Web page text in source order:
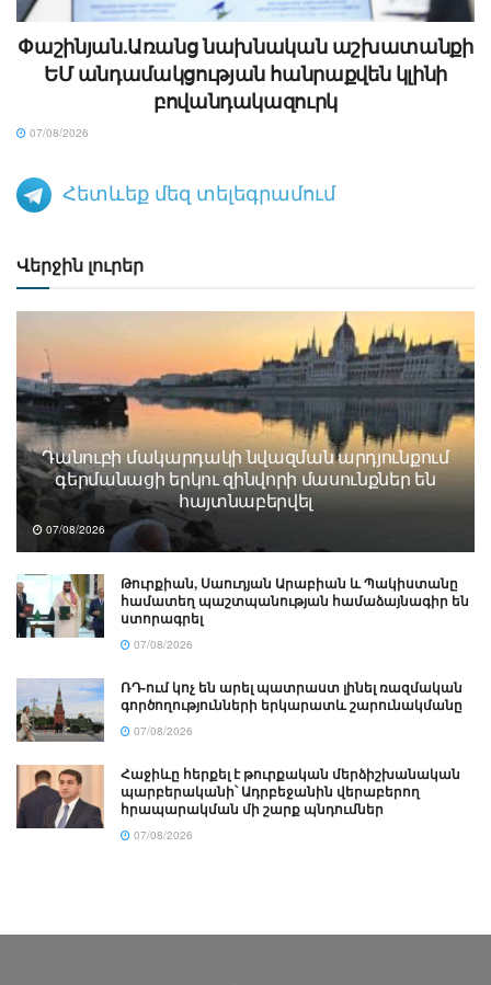
Փաշինյան.Առանց նախնական աշխատանքի
ԵՄ անդամակցության հանրաքվեն կլինի
բովանդակազուրկ
07/08/2026
Հետևեք մեզ տելեգրամում
Վերջին լուրեր
Դանուբի մակարդակի նվազման արդյունքում
գերմանացի երկու զինվորի մասունքներ են
հայտնաբերվել
07/08/2026
Թուրքիան, Սաուդյան Արաբիան և Պակիստանը
համատեղ պաշտպանության համաձայնագիր են
ստորագրել
07/08/2026
ՌԴ-ում կոչ են արել պատրաստ լինել ռազմական
գործողությունների երկարատև շարունակմանը
07/08/2026
Հաջիևը հերքել է թուրքական մերձիշխանական
պարբերականի՝ Ադրբեջանին վերաբերող
հրապարակման մի շարք պնդումներ
07/08/2026